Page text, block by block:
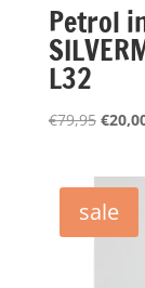
Petrol
L32
€79,95
€79,95.
€
sale